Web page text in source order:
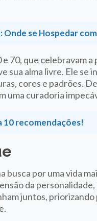
Onde se Hospedar
70, que celebravam a
sua alma livre. Ele se
cores e padrões.
uma curadoria
10 recomendações!
busca por uma vida
da
juntos,